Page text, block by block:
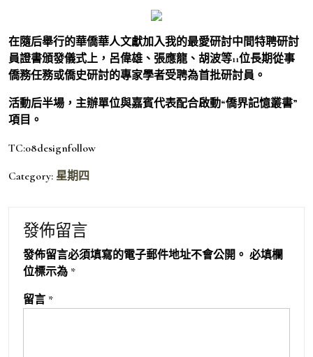
在隨后舉行的華僑華人文獻加入我的最愛研討中間特聘研討
員證書頒發儀式上，呂偉雄、張應龍、胡波等11位長期從事
僑務任務或僑史研討的專家學者受聘為首批研討員。
活動后半場，主辦單位與嘉賓代表配合啟動“僑界記憶叢書”
項目。
TC:08designfollow
Category: 星期四
發佈留言
發佈留言必須填寫的電子郵件地址不會公開。 必填欄
位標示為 *
留言 *